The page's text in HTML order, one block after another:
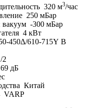
320 м3/час
250 мБар
-300 мБар
4 кВт
450Δ/610-715Y В
2
69 дБ
Китай
VARP